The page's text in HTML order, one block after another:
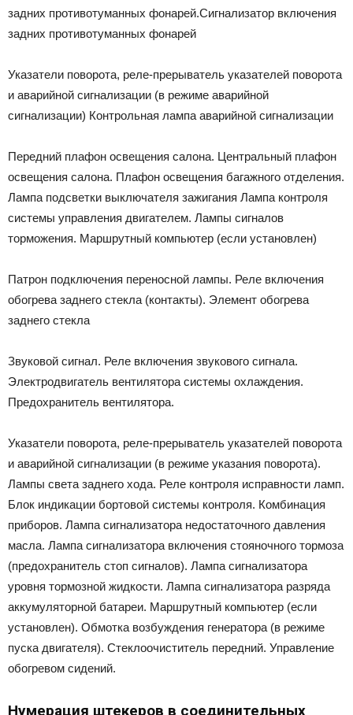
задних противотуманных фонарей.Сигнализатор включения
задних противотуманных фонарей
Указатели поворота, реле-прерыватель указателей поворота
и аварийной сигнализации (в режиме аварийной
сигнализации) Контрольная лампа аварийной сигнализации
Передний плафон освещения салона. Центральный плафон
освещения салона. Плафон освещения багажного отделения.
Лампа подсветки выключателя зажигания Лампа контроля
системы управления двигателем. Лампы сигналов
торможения. Маршрутный компьютер (если установлен)
Патрон подключения переносной лампы. Реле включения
обогрева заднего стекла (контакты). Элемент обогрева
заднего стекла
Звуковой сигнал. Реле включения звукового сигнала.
Электродвигатель вентилятора системы охлаждения.
Предохранитель вентилятора.
Указатели поворота, реле-прерыватель указателей поворота
и аварийной сигнализации (в режиме указания поворота).
Лампы света заднего хода. Реле контроля исправности ламп.
Блок индикации бортовой системы контроля. Комбинация
приборов. Лампа сигнализатора недостаточного давления
масла. Лампа сигнализатора включения стояночного тормоза
(предохранитель стоп сигналов). Лампа сигнализатора
уровня тормозной жидкости. Лампа сигнализатора разряда
аккумуляторной батареи. Маршрутный компьютер (если
установлен). Обмотка возбуждения генератора (в режиме
пуска двигателя). Стеклоочиститель передний. Управление
обогревом сидений.
Нумерация штекеров в соединительных